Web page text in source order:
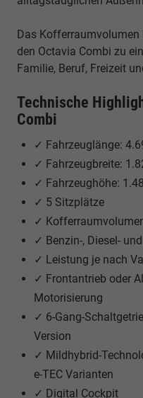
Das
den Octavia Combi zu
Familie, Beruf, Freizeit
Technische
Combi
✓ Fahrzeuglänge:
✓ Fahrzeugbreite:
✓ Fahrzeughöhe:
✓ 5 Sitzplätze
✓
✓ Benzin-, Diesel-
✓ Leistung je nach
✓ Frontantrieb oder
Motorisierung
✓ 6-Gang-
Version
✓ Mildhybrid-
e-TEC Varianten
✓ Digital Cockpit